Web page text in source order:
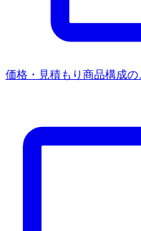
価格・見積もり 商品構成の